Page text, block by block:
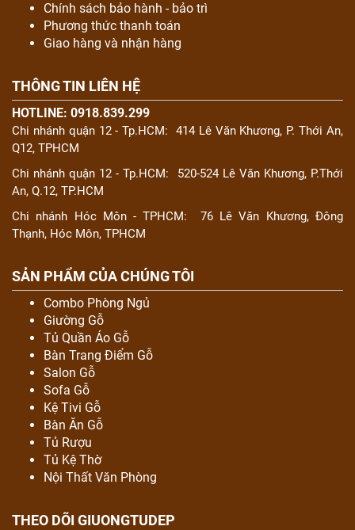
Chính sách bảo hành - bảo trì
Phương thức thanh toán
Giao hàng và nhận hàng
THÔNG TIN LIÊN HỆ
HOTLINE: 0918.839.299
Chi nhánh quận 12 - Tp.HCM:
414 Lê Văn Khương, P. Thới An,
Q12, TPHCM
Chi nhánh quận 12 - Tp.HCM:
520-524 Lê Văn Khương, P.Thới
An, Q.12, TP.HCM
Chi nhánh Hóc Môn - TPHCM:
76 Lê Văn Khương, Đông
Thạnh, Hóc Môn, TPHCM
SẢN PHẨM CỦA CHÚNG TÔI
Combo Phòng Ngủ
Giường Gỗ
Tủ Quần Áo Gỗ
Bàn Trang Điểm Gỗ
Salon Gỗ
Sofa Gỗ
Kệ Tivi Gỗ
Bàn Ăn Gỗ
Tủ Rượu
Tủ Kệ Thờ
Nội Thất Văn Phòng
THEO DÕI GIUONGTUDEP